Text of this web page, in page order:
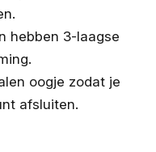
hebben 3-laagse
oogje zodat je
afsluiten.